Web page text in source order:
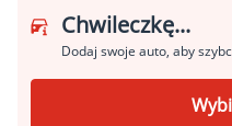
Chwileczkę...
Dodaj swoje auto, aby